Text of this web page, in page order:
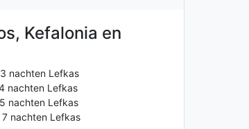
Kefalonia en
nachten Lefkas
nachten Lefkas
nachten Lefkas
nachten Lefkas